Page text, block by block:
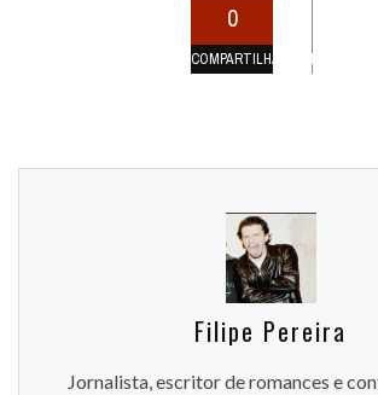
0
COMPARTILHAMENTOS
Filipe Pereira
Jornalista, escritor de romances e